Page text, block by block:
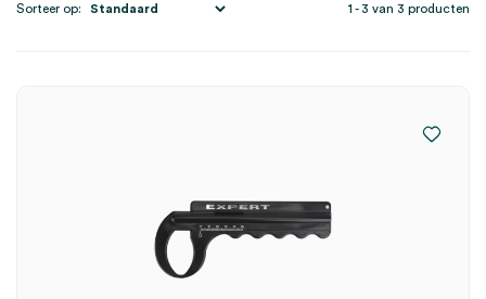
1 - 3 van 3 producten
Sorteer op: